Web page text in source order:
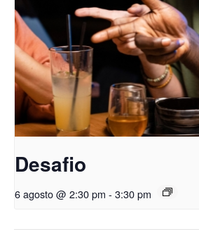
Desafio
6 agosto @ 2:30 pm - 3:30 pm